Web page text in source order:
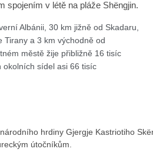
spojením v létě na pláže Shëngjin.
Albánii, 30 km jižně od Skadaru,
Tirany a 3 km východně od
městě žije přibližně 16 tisíc
okolních sídel asi 66 tisíc
hrdiny Gjergje Kastriotiho
útočníkům.